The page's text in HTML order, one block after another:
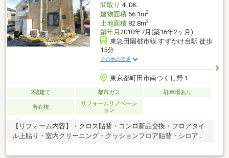
間取り 4LDK
建物面積66.1m2
土地面積82.8m2
築年月 2010年7月(築16年2ヶ月)
東急田園都市線 すずかけ台駅 徒歩
15分
その他の交通
東京都町田市南つくし野１
2階建て 都市ガス 駐車場あり
所有権
リフォームリノベーシ
ョン
【リフォーム内容】・クロス貼替・コンロ新品交換・フロアタイ
ル上貼り・室内クリーニング・クッションフロア貼替・シロアリ